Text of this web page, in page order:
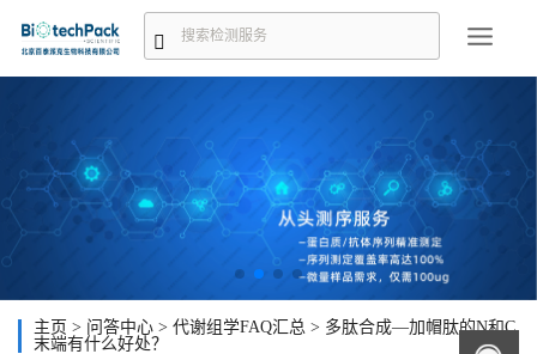
主页 > 问答中心 > 代谢组学FAQ汇总 > 多肽合成—加帽肽的N和C
末端有什么好处？